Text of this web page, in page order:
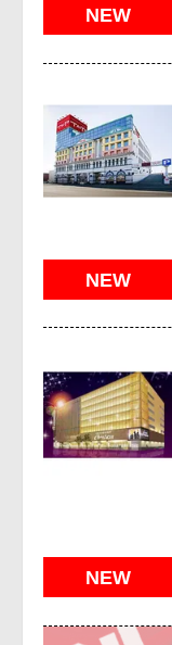
NEW
NEW
NEW